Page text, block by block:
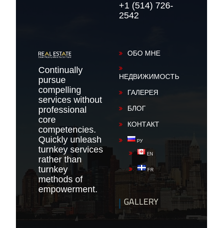
+1 (514) 726-
2542
Continually
pursue
compelling
services without
professional
core
competencies.
Quickly unleash
turnkey services
rather than
turnkey
methods of
empowerment.
ОБО МНЕ
НЕДВИЖИМОСТЬ
ГАЛЕРЕЯ
БЛОГ
КОНТАКТ
РУ
EN
FR
GALLERY